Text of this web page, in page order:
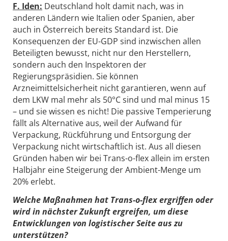
F. Iden: Deutschland holt damit nach, was in
anderen Ländern wie Italien oder Spanien, aber
auch in Österreich bereits Standard ist. Die
Konsequenzen der EU-GDP sind inzwischen allen
Beteiligten bewusst, nicht nur den Herstellern,
sondern auch den Inspektoren der
Regierungspräsidien. Sie können
Arzneimittelsicherheit nicht garantieren, wenn auf
dem LKW mal mehr als 50°C sind und mal minus 15
– und sie wissen es nicht! Die passive Temperierung
fällt als Alternative aus, weil der Aufwand für
Verpackung, Rückführung und Entsorgung der
Verpackung nicht wirtschaftlich ist. Aus all diesen
Gründen haben wir bei Trans-o-flex allein im ersten
Halbjahr eine Steigerung der Ambient-Menge um
20% erlebt.
Welche Maßnahmen hat Trans-o-flex ergriffen oder
wird in nächster Zukunft ergreifen, um diese
Entwicklungen von logistischer Seite aus zu
unterstützen?